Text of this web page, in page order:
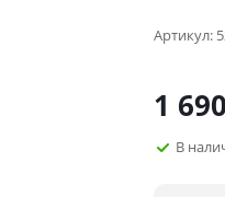
Артикул:
1 690
В